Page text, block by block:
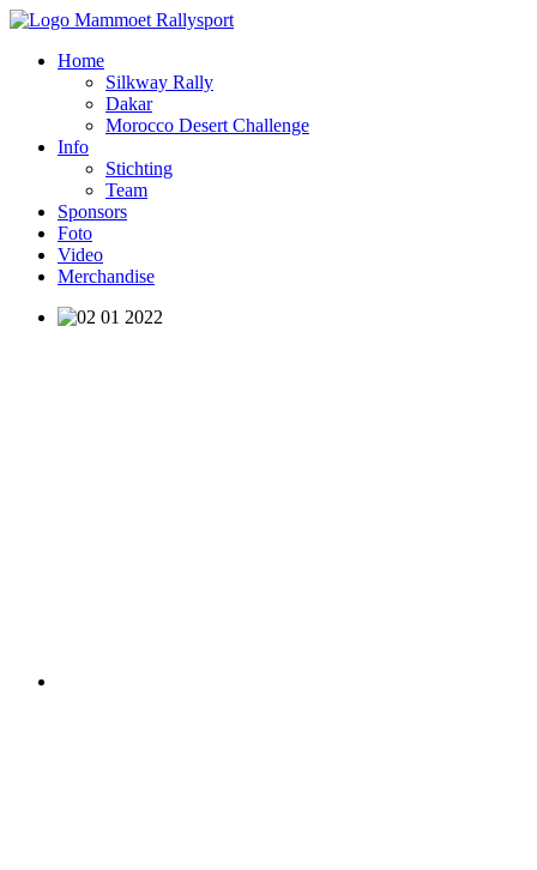
Home
Silkway Rally
Dakar
Morocco Desert Challenge
Info
Stichting
Team
Sponsors
Foto
Video
Merchandise